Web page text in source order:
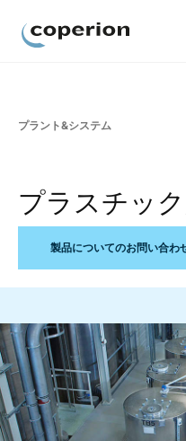
プラント&システム
プラスチッ
製品についてのお問い合わ